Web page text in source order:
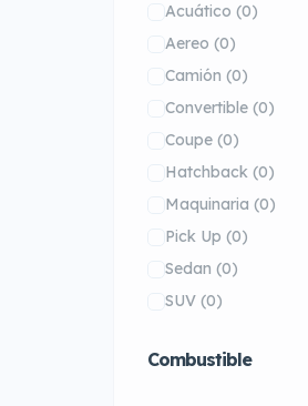
Acuático (0)
Aereo (0)
Camión (0)
Convertible (0)
Coupe (0)
Hatchback (0)
Maquinaria (0)
Pick Up (0)
Sedan (0)
SUV (0)
Combustible